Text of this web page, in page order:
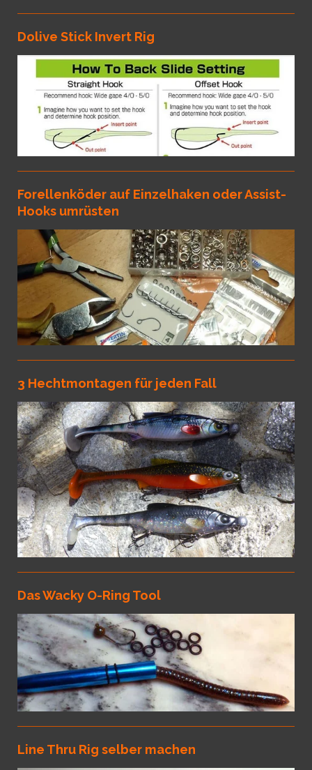
Dolive Stick Invert Rig
Forellenköder auf Einzelhaken oder Assist-
Hooks umrüsten
3 Hechtmontagen für jeden Fall
Das Wacky O-Ring Tool
Line Thru Rig selber machen